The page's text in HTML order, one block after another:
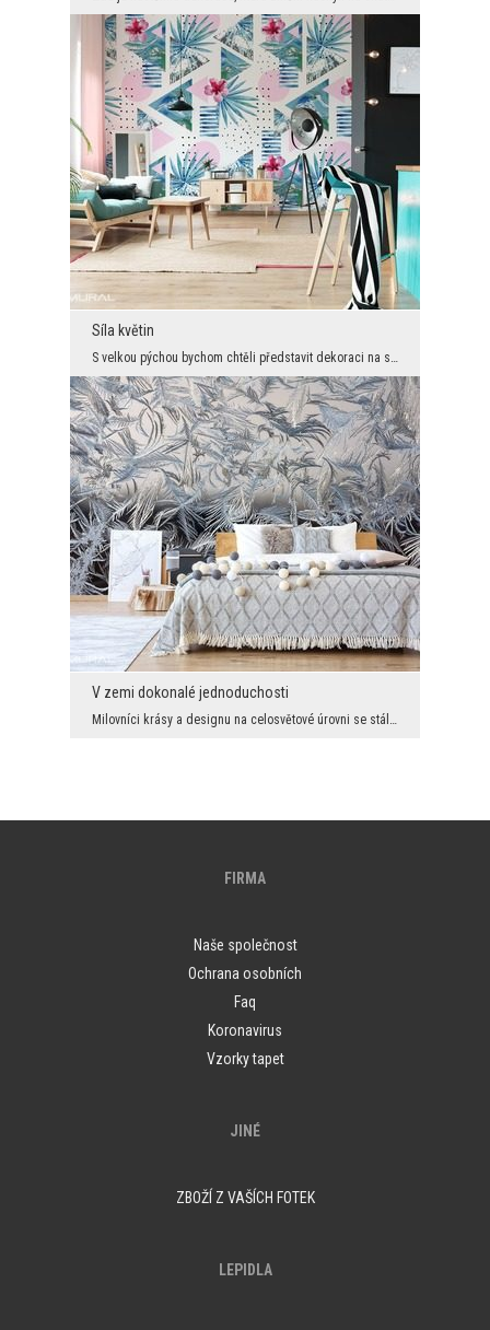
Síla květin
S velkou pýchou bychom chtěli představit dekoraci na stěnu, do které se opravdu zamilují všichni ...
V zemi dokonalé jednoduchosti
Milovníci krásy a designu na celosvětové úrovni se stále více obrací na jednoduchost, minimalismu...
FIRMA
Naše společnost
Ochrana osobních
Faq
Koronavirus
Vzorky tapet
JINÉ
ZBOŽÍ Z VAŠÍCH FOTEK
LEPIDLA